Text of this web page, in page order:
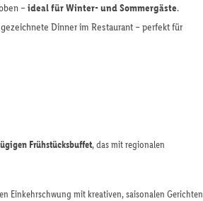
–ideal für Winter- und Sommergäste.
Dinner im Restaurant – perfekt für
Frühstücksbuffet, das mit regionalen
Einkehrschwung mit kreativen, saisonalen Gerichten